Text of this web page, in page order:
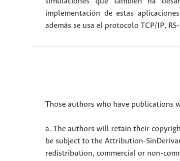
implementación de estas
además se usa el protocolo TCP/IP,
Those authors who have publications
a. The authors will retain their
be subject to the Attribution-
redistribution, commercial or non-